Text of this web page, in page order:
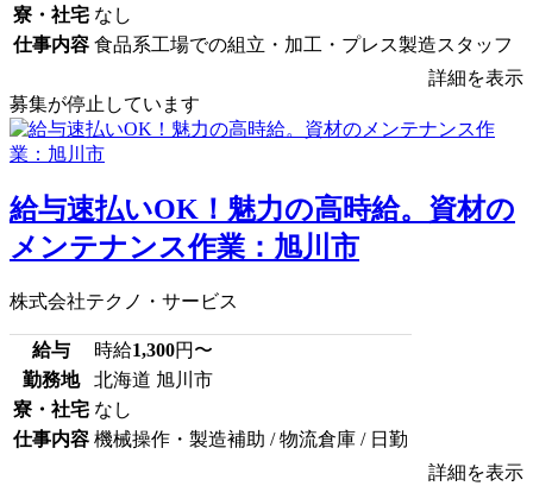
寮・社宅 なし
仕事内容 食品系工場での組立・加工・プレス製造スタッフ
詳細を表示
募集が停止しています
給与速払いOK！魅力の高時給。資材の
メンテナンス作業：旭川市
株式会社テクノ・サービス
給与 時給1,300円〜
勤務地
北海道 旭川市
寮・社宅 なし
仕事内容 機械操作・製造補助 / 物流倉庫 / 日勤
詳細を表示